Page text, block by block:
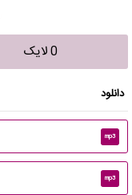
0 لایک
دانلود
mp3
mp3